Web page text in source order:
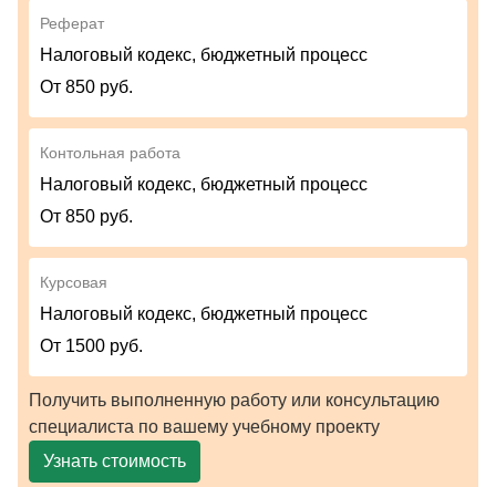
Реферат
Налоговый кодекс, бюджетный процесс
От 850 руб.
Контольная работа
Налоговый кодекс, бюджетный процесс
От 850 руб.
Курсовая
Налоговый кодекс, бюджетный процесс
От 1500 руб.
Получить выполненную работу или консультацию
специалиста по вашему учебному проекту
Узнать стоимость